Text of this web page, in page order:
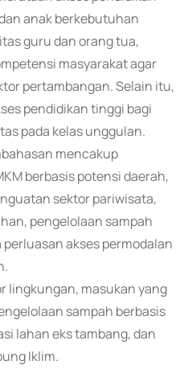
anak berkebutuhan
guru dan orang tua,
masyarakat agar
pertambangan. Selain itu,
pendidikan tinggi bagi
pada kelas unggulan.
mencakup
berbasis potensi daerah,
sektor pariwisata,
pengelolaan sampah
akses permodalan
lingkungan, masukan yang
sampah berbasis
lahan eks tambang, dan
Iklim.